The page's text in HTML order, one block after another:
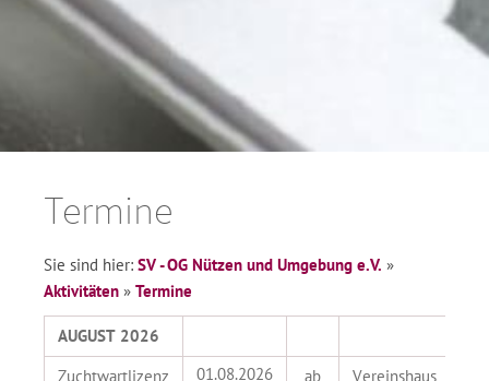
Termine
Sie sind hier: SV - OG Nützen und Umgebung e.V. »
Aktivitäten » Termine
AUGUST 2026
Zuchtwartlizenz
01.08.2026 ab Vereinshaus